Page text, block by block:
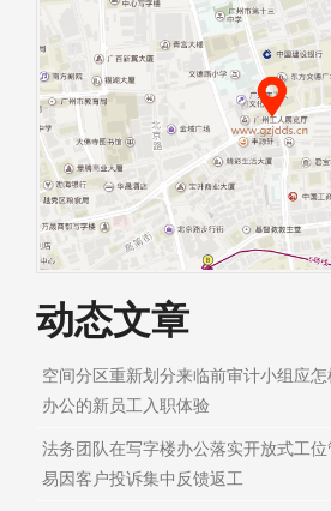
动态文章
空间分区重新划分来临前审计小组应
办公的新员工入职体验
法务团队在写字楼办公落实开放式工
易因客户投诉集中反馈返工